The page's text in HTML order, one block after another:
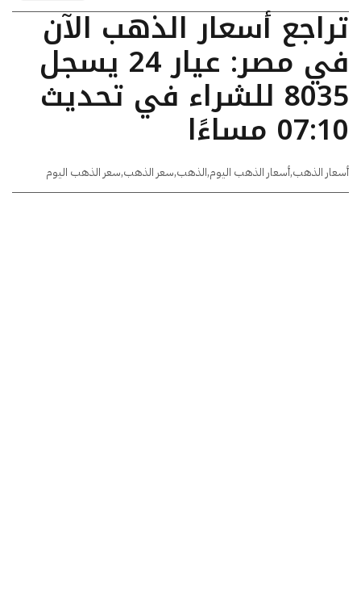
تراجع أسعار الذهب الآن
في مصر: عيار 24 يسجل
8035 للشراء في تحديث
07:10 مساءًا
أسعار الذهب,أسعار الذهب اليوم,الذهب,سعر الذهب,سعر الذهب اليوم